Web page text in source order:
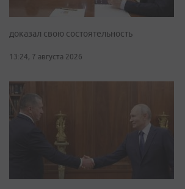
доказал свою состоятельность
13:24, 7 августа 2026